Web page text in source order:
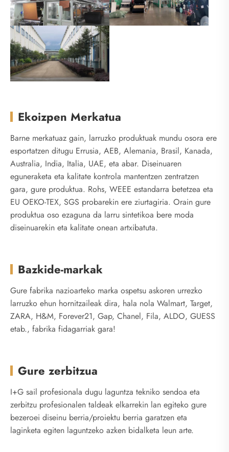
Ekoizpen Merkatua
Barne merkatuaz gain, larruzko produktuak mundu osora ere
esportatzen ditugu Errusia, AEB, Alemania, Brasil, Kanada,
Australia, India, Italia, UAE, eta abar. Diseinuaren
eguneraketa eta kalitate kontrola mantentzen zentratzen
gara, gure produktua. Rohs, WEEE estandarra betetzea eta
EU OEKO-TEX, SGS probarekin ere ziurtagiria. Orain gure
produktua oso ezaguna da larru sintetikoa bere moda
diseinuarekin eta kalitate onean artxibatuta.
Bazkide-markak
Gure fabrika nazioarteko marka ospetsu askoren urrezko
larruzko ehun hornitzaileak dira, hala nola Walmart, Target,
ZARA, H&M, Forever21, Gap, Chanel, Fila, ALDO, GUESS
etab., fabrika fidagarriak gara!
Gure zerbitzua
I+G sail profesionala dugu laguntza tekniko sendoa eta
zerbitzu profesionalen taldeak elkarrekin lan egiteko gure
bezeroei diseinu berria/proiektu berria garatzen eta
laginketa egiten laguntzeko azken bidalketa leun arte.